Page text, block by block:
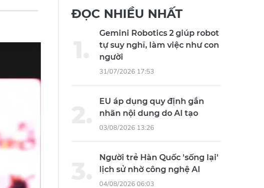
ĐỌC NHIỀU NHẤT
Gemini Robotics 2 giúp robot
tự suy nghĩ, làm việc như con
người
31/07/2026 17:53
EU áp dụng quy định gắn
nhãn nội dung do AI tạo
03/08/2026 13:26
Người trẻ Hàn Quốc 'sống lại'
lịch sử nhờ công nghệ AI
04/08/2026 06:03